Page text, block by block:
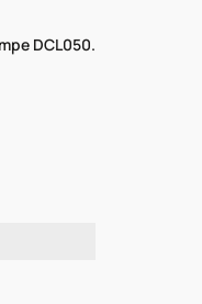
DCL050.